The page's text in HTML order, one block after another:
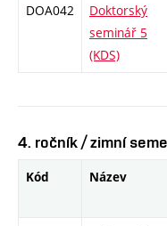
DOA042
Doktorský
seminář 5
(KDS)
4. ročník / zimní
Kód Název